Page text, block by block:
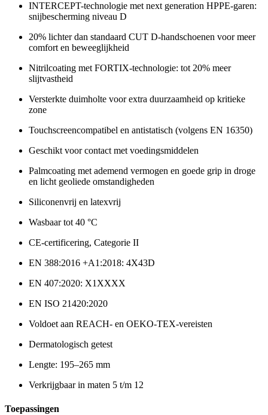
INTERCEPT-technologie met next generation HPPE-garen:
snijbescherming niveau D
20% lichter dan standaard CUT D-handschoenen voor meer
comfort en beweeglijkheid
Nitrilcoating met FORTIX-technologie: tot 20% meer
slijtvastheid
Versterkte duimholte voor extra duurzaamheid op kritieke
zone
Touchscreencompatibel en antistatisch (volgens EN 16350)
Geschikt voor contact met voedingsmiddelen
Palmcoating met ademend vermogen en goede grip in droge
en licht geoliede omstandigheden
Siliconenvrij en latexvrij
Wasbaar tot 40 °C
CE-certificering, Categorie II
EN 388:2016 +A1:2018: 4X43D
EN 407:2020: X1XXXX
EN ISO 21420:2020
Voldoet aan REACH- en OEKO-TEX-vereisten
Dermatologisch getest
Lengte: 195–265 mm
Verkrijgbaar in maten 5 t/m 12
Toepassingen